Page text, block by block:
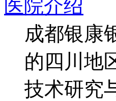
医院介绍
成都银康
的四川地
技术研究